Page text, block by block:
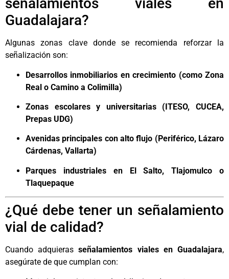
señalamientos viales en
Guadalajara?
Algunas zonas clave donde se recomienda reforzar la
señalización son:
Desarrollos inmobiliarios en crecimiento (como Zona
Real o Camino a Colimilla)
Zonas escolares y universitarias (ITESO, CUCEA,
Prepas UDG)
Avenidas principales con alto flujo (Periférico, Lázaro
Cárdenas, Vallarta)
Parques industriales en El Salto, Tlajomulco o
Tlaquepaque
¿Qué debe tener un señalamiento
vial de calidad?
Cuando adquierasseñalamientos viales en Guadalajara,
asegúrate de que cumplan con: